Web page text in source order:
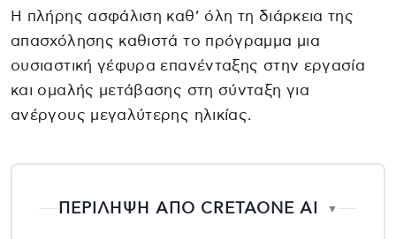
Η πλήρης ασφάλιση καθ’ όλη τη διάρκεια της
απασχόλησης καθιστά το πρόγραμμα μια
ουσιαστική γέφυρα επανένταξης στην εργασία
και ομαλής μετάβασης στη σύνταξη για
ανέργους μεγαλύτερης ηλικίας.
ΠΕΡΙΛΗΨΗ ΑΠΟ CRETAONE AI ▼